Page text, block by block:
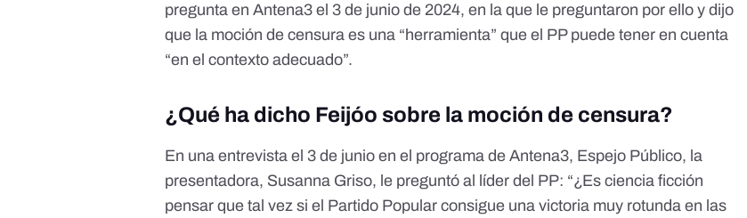
pregunta en Antena3 el 3 de junio de 2024, en la que le preguntaron por ello y dijo
que la moción de censura es una “herramienta” que el PP puede tener en cuenta
“en el contexto adecuado”.
¿Qué ha dicho Feijóo sobre la moción de censura?
En una entrevista el 3 de junio en el programa de Antena3, Espejo Público, la
presentadora, Susanna Griso, le preguntó al líder del PP: “¿Es ciencia ficción
pensar que tal vez si el Partido Popular consigue una victoria muy rotunda en las